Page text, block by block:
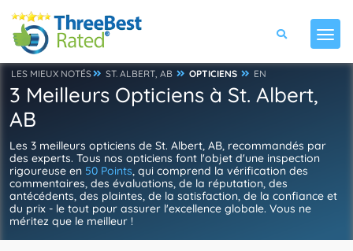
LES MIEUX NOTÉS ST. ALBERT, AB OPTICIENS EN
3 Meilleurs Opticiens à St. Albert,
AB
Les 3 meilleurs opticiens de St. Albert, AB, recommandés par
des experts. Tous nos opticiens font l'objet d'une inspection
rigoureuse en 50 Points, qui comprend la vérification des
commentaires, des évaluations, de la réputation, des
antécédents, des plaintes, de la satisfaction, de la confiance et
du prix - le tout pour assurer l'excellence globale. Vous ne
méritez que le meilleur !